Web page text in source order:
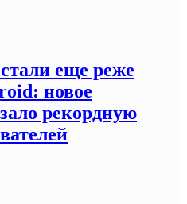
еще реже
новое
рекордную